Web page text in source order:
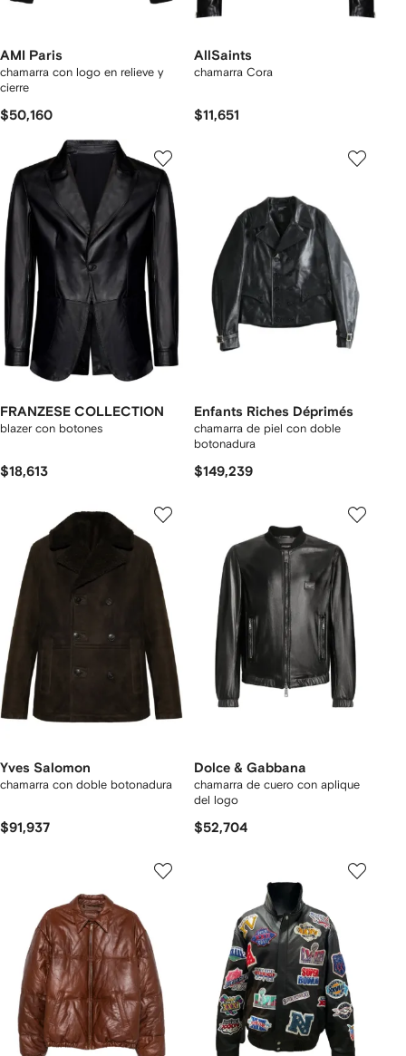
AMI Paris
chamarra con logo en relieve y
cierre
$50,160
AllSaints
chamarra Cora
$11,651
FRANZESE COLLECTION
blazer con botones
$18,613
Enfants Riches Déprimés
chamarra de piel con doble
botonadura
$149,239
Yves Salomon
chamarra con doble botonadura
$91,937
Dolce & Gabbana
chamarra de cuero con aplique
del logo
$52,704